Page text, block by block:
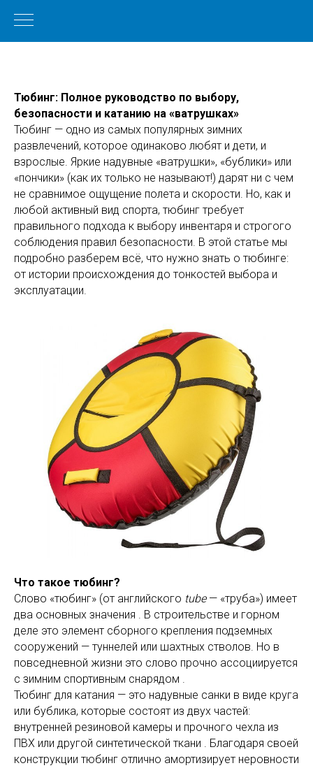
Тюбинг: Полное руководство по выбору,
безопасности и катанию на «ватрушках»
Тюбинг — одно из самых популярных зимних
развлечений, которое одинаково любят и дети, и
взрослые. Яркие надувные «ватрушки», «бублики» или
«пончики» (как их только не называют!) дарят ни с чем
не сравнимое ощущение полета и скорости. Но, как и
любой активный вид спорта, тюбинг требует
правильного подхода к выбору инвентаря и строгого
соблюдения правил безопасности. В этой статье мы
подробно разберем всё, что нужно знать о тюбинге:
от истории происхождения до тонкостей выбора и
эксплуатации.
Что такое тюбинг?
Слово «тюбинг» (от английского tube— «труба») имеет
два основных значения . В строительстве и горном
деле это элемент сборного крепления подземных
сооружений — туннелей или шахтных стволов. Но в
повседневной жизни это слово прочно ассоциируется
с зимним спортивным снарядом .
Тюбинг для катания — это надувные санки в виде круга
или бублика, которые состоят из двух частей:
внутренней резиновой камеры и прочного чехла из
ПВХ или другой синтетической ткани . Благодаря своей
конструкции тюбинг отлично амортизирует неровности